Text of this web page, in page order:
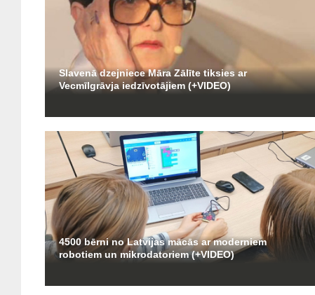
Slavenā dzejniece Māra Zālīte tiksies ar
Vecmīlgrāvja iedzīvotājiem (+VIDEO)
4500 bērni no Latvijas mācās ar moderniem
robotiem un mikrodatoriem (+VIDEO)